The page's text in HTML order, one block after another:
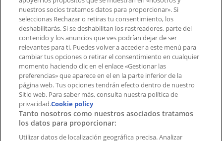
¿Encontraste un problema en la web o en la
aplicación?
Índices
Marcas
Marcas locales
Negocios
Negocios cercanos
Productos
Productos locales
nuestros socios tratamos datos para proporcionar». Si
seleccionas Rechazar o retiras tu consentimiento, los
deshabilitarás. Si se deshabilitan los rastreadores, parte del
contenido y los anuncios que ves podrían dejar de ser
relevantes para ti. Puedes volver a acceder a este menú para
cambiar tus opciones o retirar el consentimiento en cualquier
momento haciendo clic en el enlace «Gestionar las
preferencias» que aparece en el en la parte inferior de la
página web. Tus opciones tendrán efecto dentro de nuestro
Sitio web. Para saber más, consulta nuestra política de
privacidad.Cookie policy
Tanto nosotros como nuestros asociados tratamos
los datos para proporcionar:
Utilizar datos de localización geográfica precisa. Analizar